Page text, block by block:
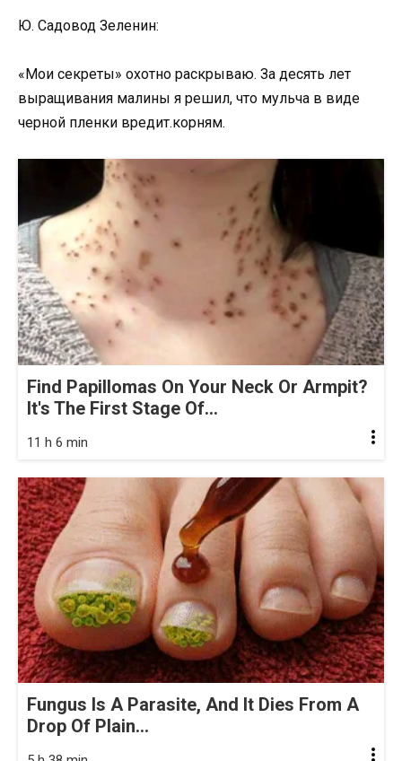
Ю. Садовод Зеленин:
«Мои секреты» охотно раскрываю. За десять лет
выращивания малины я решил, что мульча в виде
черной пленки вредит.корням.
Find Papillomas On Your Neck Or Armpit?
It's The First Stage Of...
11 h 6 min
Fungus Is A Parasite, And It Dies From A
Drop Of Plain...